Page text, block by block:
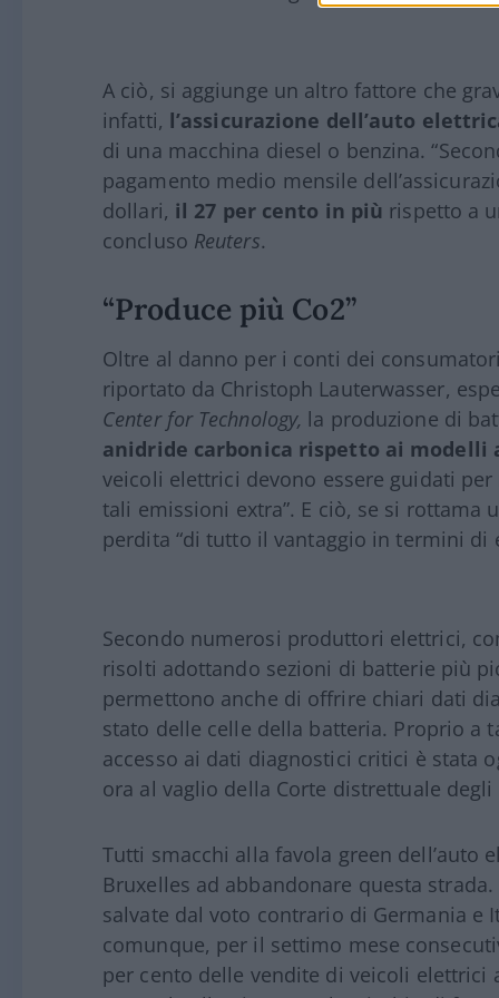
A ciò, si aggiunge un altro fattore che
infatti, l’assicurazione dell’auto
di una macchina diesel o benzina.
pagamento medio mensile
dollari, il 27 per cento in più rispetto a
concluso Reuters.
“Produce più Co2”
Oltre al danno per i conti dei
riportato da Christoph Lauterwasser,
Center for Technology, la produzione di
anidride carbonica rispetto ai modelli
veicoli elettrici devono essere guidati
tali emissioni extra”. E ciò, se si rottama
perdita “di tutto il vantaggio in termini di
Secondo numerosi produttori elettrici,
risolti adottando sezioni di batterie più
permettono anche di offrire chiari dati
stato delle celle della batteria. Proprio a
accesso ai dati diagnostici critici è stata
ora al vaglio della Corte distrettuale
Tutti smacchi alla favola green dell’auto
Bruxelles ad abbandonare questa
salvate dal voto contrario di Germania e
comunque, per il settimo mese
per cento delle vendite di veicoli elettrici